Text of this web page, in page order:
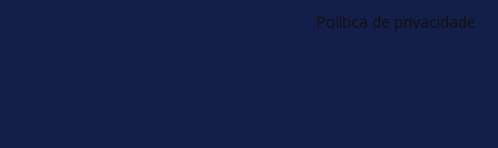
Política de privacidade